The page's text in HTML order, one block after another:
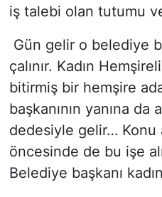
iş talebi olan tutumu
Gün gelir o belediye
çalınır. Kadın
bitirmiş bir hemşire
başkanının yanına da
dedesiyle gelir… Konu
öncesinde de bu işe
Belediye başkanı